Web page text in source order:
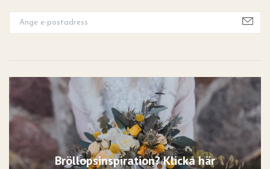
Bröllopsinspiration? Klicka här